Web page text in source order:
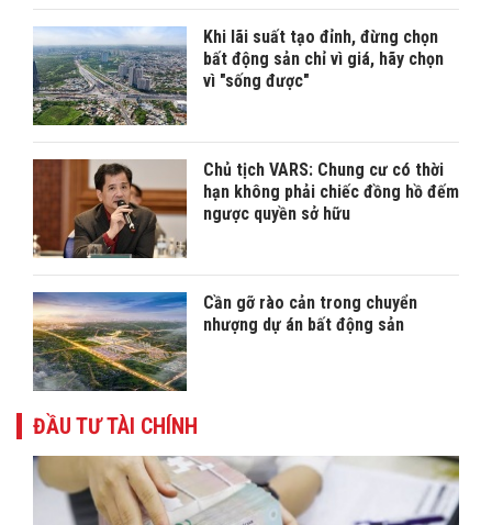
Khi lãi suất tạo đỉnh, đừng chọn
bất động sản chỉ vì giá, hãy chọn
vì "sống được"
Chủ tịch VARS: Chung cư có thời
hạn không phải chiếc đồng hồ đếm
ngược quyền sở hữu
Cần gỡ rào cản trong chuyển
nhượng dự án bất động sản
ĐẦU TƯ TÀI CHÍNH